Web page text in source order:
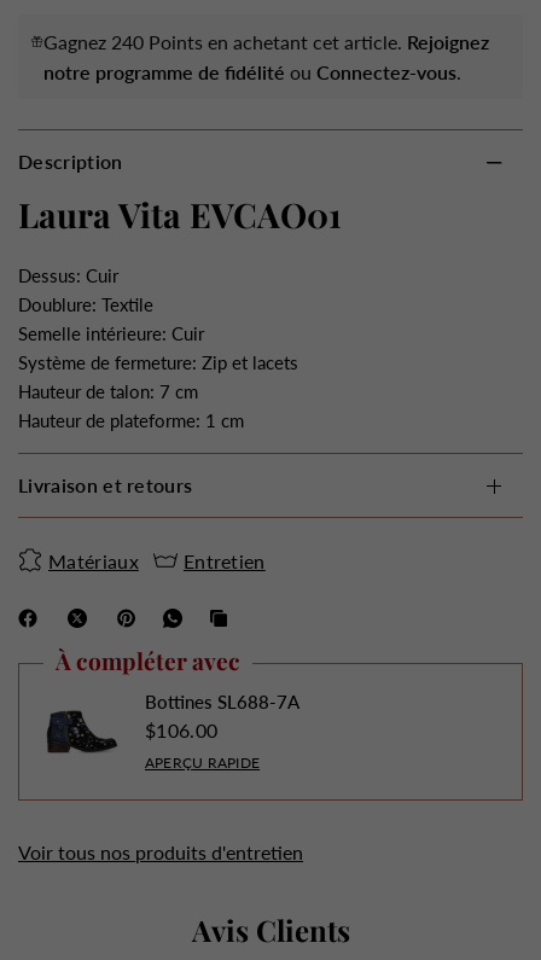
Gagnez 240 Points en achetant cet article. Rejoignez
notre programme de fidélité ou Connectez-vous.
Description
Laura Vita EVCAO01
Dessus: Cuir
Doublure: Textile
Semelle intérieure: Cuir
Système de fermeture: Zip et lacets
Hauteur de talon: 7 cm
Hauteur de plateforme: 1 cm
Livraison et retours
Matériaux Entretien
À compléter avec
Bottines SL688-7A
$106.00
APERÇU RAPIDE
Voir tous nos produits d'entretien
Avis Clients